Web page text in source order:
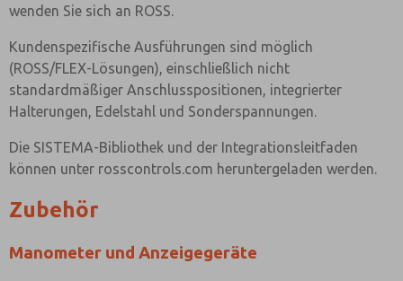
wenden Sie sich an ROSS.
Kundenspezifische Ausführungen sind möglich
(ROSS/FLEX-Lösungen), einschließlich nicht
standardmäßiger Anschlusspositionen, integrierter
Halterungen, Edelstahl und Sonderspannungen.
Die SISTEMA-Bibliothek und der Integrationsleitfaden
können unter rosscontrols.com heruntergeladen werden.
Zubehör
Manometer und Anzeigegeräte